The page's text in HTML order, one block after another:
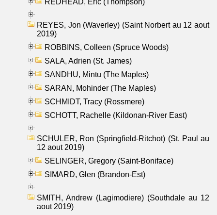
REYES, Jon (Waverley) (Saint Norbert au 12 aout
2019)
ROBBINS, Colleen (Spruce Woods)
SALA, Adrien (St. James)
SANDHU, Mintu (The Maples)
SARAN, Mohinder (The Maples)
SCHMIDT, Tracy (Rossmere)
SCHOTT, Rachelle (Kildonan-River East)
SCHULER, Ron (Springfield-Ritchot) (St. Paul au
12 aout 2019)
SELINGER, Gregory (Saint-Boniface)
SIMARD, Glen (Brandon-Est)
SMITH, Andrew (Lagimodiere) (Southdale au 12
aout 2019)